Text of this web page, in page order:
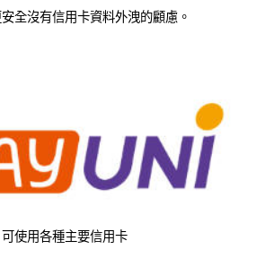
全沒有信用卡資料外洩的顧慮。
使用各種主要信用卡